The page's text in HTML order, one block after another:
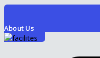
About Us